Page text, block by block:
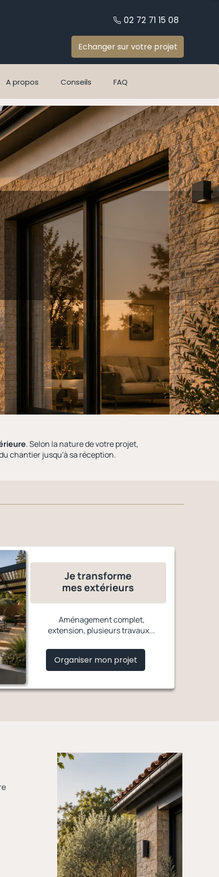
A propos Conseils FAQ
Echanger sur votre projet
02 72 71 15 08
. Selon la nature de votre projet,
chantier jusqu'à sa réception.
Je transforme
mes extérieurs
Aménagement complet,
extension, plusieurs travaux...
Organiser mon projet